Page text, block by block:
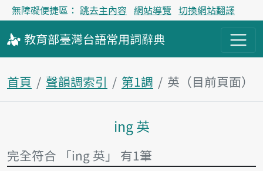
無障礙便捷區： 跳去主內容 網站導覽 切換網站翻譯
教育部臺灣台語常用詞辭典
首頁 聲韻調索引 第1調 英（目前頁面）
主內容區塊
ing 英
完全符合 「ing 英」 有1筆